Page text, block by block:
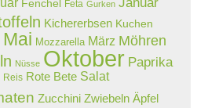
Fenchel Feta Gurken
Kichererbsen Kuchen
Mai Mozzarella März Möhren
Nüsse Oktober Paprika
Reis Rote Bete Salat
Zucchini Zwiebeln Äpfel